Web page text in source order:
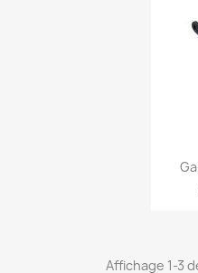
Affichage 1-3